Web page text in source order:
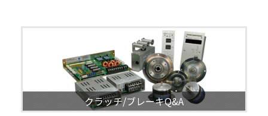
クラッチ/ブレーキQ&A